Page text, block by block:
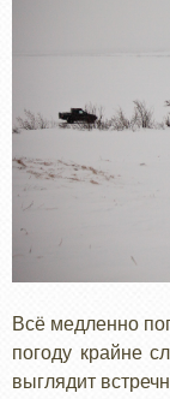
Всё медленно
погоду крайне
выглядит